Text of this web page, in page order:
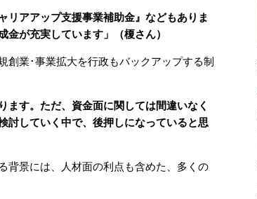
リアアップ支援事業補助金』などもありま
が充実しています」（榎さん）
創業･事業拡大を行政もバックアップする制
ます。ただ、資金面に関しては間違いなく
討していく中で、後押しになっていると思
背景には、人材面の利点も含めた、多くの